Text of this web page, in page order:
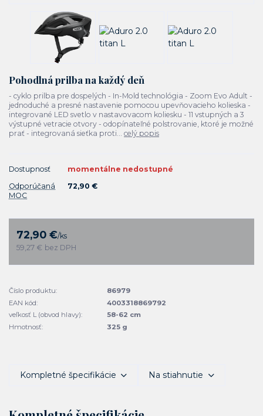
Pohodlná prilba na každý deň
- cyklo prilba pre dospelých - In-Mold technológia - Zoom Evo Adult -
jednoduché a presné nastavenie pomocou upevňovacieho kolieska -
integrované LED svetlo v nastavovacom koliesku - 11 vstupných a 3
výstupné vetracie otvory - odopínateľné polstrovanie, ktoré je možné
prať - integrovaná sieťka proti... celý popis
Dostupnosť
momentálne nedostupné
Odporúčaná
MOC
72,90 €
72,90 €/ks
59,27 € bez DPH
Číslo produktu:
86979
EAN kód:
4003318869792
veľkosť L (obvod hlavy):
58-62 cm
Hmotnosť:
325 g
Kompletné špecifikácie Na stiahnutie